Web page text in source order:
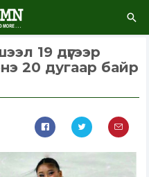
19 дүгээр
20 дугаар байр